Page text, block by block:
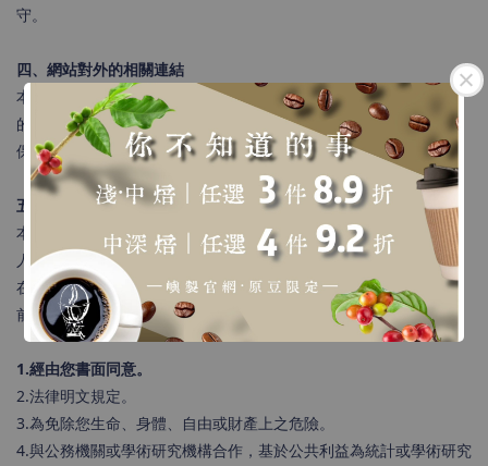
守。
四、網站對外的相關連結
本網站的網頁提供其他網站的網路連結，您也可經由本網站所提供
的連結，點選進入其他網站。但該連結網站不適用本網站的隱私權
保護政策，您必須參考該連結網站中的隱私權保護政策。
五、與第三人共用個人資料之政策
本網站絕不會提供、交換、出租或出售任何您的個人資料給其他個
人、團體、私人企業或公務機關，但有法律依據或合約義務者，不
在此限。
前項但書之情形包括不限於：
1.經由您書面同意。
2.法律明文規定。
3.為免除您生命、身體、自由或財產上之危險。
4.與公務機關或學術研究機構合作，基於公共利益為統計或學術研究